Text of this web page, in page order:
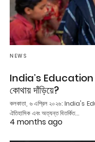
NEWS
India’s Education
কোথায় দাঁড়িয়ে?
কলকাতা, ৬ এপ্রিল ২০২৬: India's
ঐতিহাসিক এবং অত্যন্ত বিতর্কিত…
4 months ago